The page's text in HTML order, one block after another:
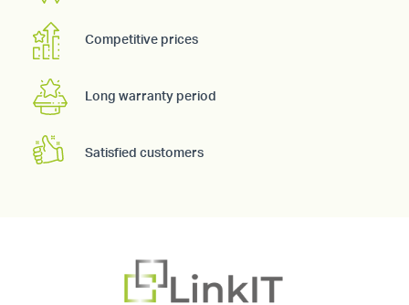
Competitive prices
Long warranty period
Satisfied customers